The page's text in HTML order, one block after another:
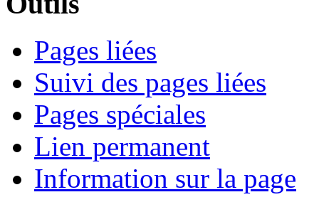
Pages liées
Suivi des pages liées
Pages spéciales
Lien permanent
Information sur la page